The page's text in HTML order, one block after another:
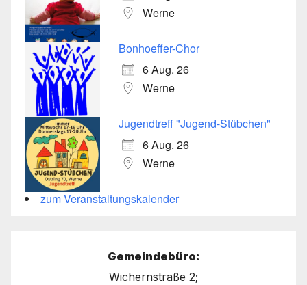
Werne
Bonhoeffer-Chor
6 Aug. 26
Werne
Jugendtreff "Jugend-Stübchen"
6 Aug. 26
Werne
zum Veranstaltungskalender
Gemeindebüro:
Wichernstraße 2;